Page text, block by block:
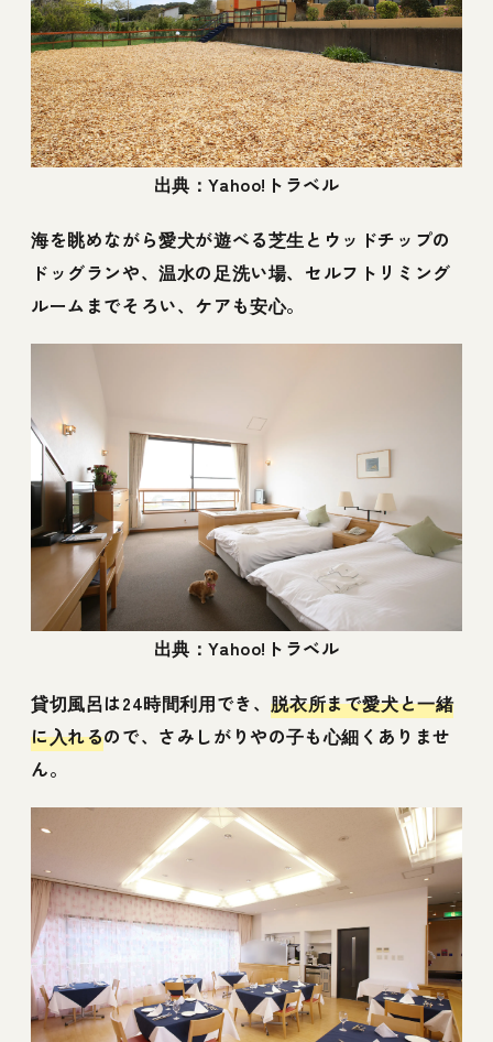
出典：Yahoo!トラベル
海を眺めながら愛犬が遊べる芝生とウッドチップの
ドッグランや、温水の足洗い場、セルフトリミング
ルームまでそろい、ケアも安心。
出典：Yahoo!トラベル
貸切風呂は24時間利用でき、脱衣所まで愛犬と一緒
に入れるので、さみしがりやの子も心細くありませ
ん。